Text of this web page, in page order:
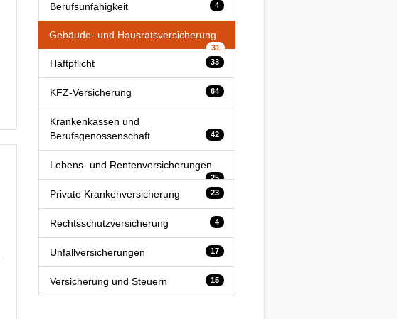
Berufsunfähigkeit 4
Gebäude- und Hausratsversicherung
31
Haftpflicht 33
KFZ-Versicherung 64
Krankenkassen und
Berufsgenossenschaft
42
Lebens- und Rentenversicherungen
25
Private Krankenversicherung 23
Rechtsschutzversicherung 4
Unfallversicherungen 17
Versicherung und Steuern 15